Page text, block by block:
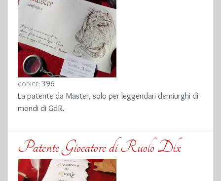
CODICE: 396
La patente da Master, solo per leggendari demiurghi di
mondi di GdR.
Patente Giocatore di Ruolo Dlx